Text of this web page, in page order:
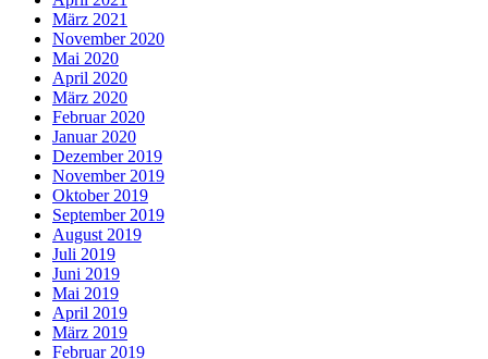
März 2021
November 2020
Mai 2020
April 2020
März 2020
Februar 2020
Januar 2020
Dezember 2019
November 2019
Oktober 2019
September 2019
August 2019
Juli 2019
Juni 2019
Mai 2019
April 2019
März 2019
Februar 2019